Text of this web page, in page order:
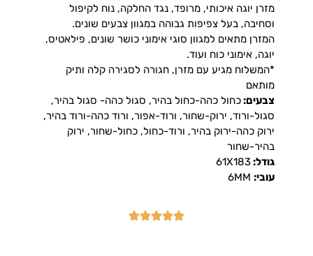
מזרן יוגה איכותי, מרופד, נגד החלקה, נוח לקיפול
וסחיבה, בעל צפיפות גבוהה במגוון צבעים שונים.
המזרן מתאים למגוון סוגי אימוני כושר שונים, פילאטיס,
יוגה, אימוני כוח ועוד.
*המשלוח מגיע עם מזרן, חגורה לסגירה קלה ותיק
מותאם
צבעים:כחול כהה-כחול בהיר, סגול כהה- סגול בהיר,
סגול-ורוד, ירוק-שחור, ורוד-אפור, ורוד כהה-ורוד בהיר,
ירוק כהה-ירוק בהיר, ורוד-כחול, כחול-שחור, ירוק
בהיר-שחור
גודל:61X183
עובי: